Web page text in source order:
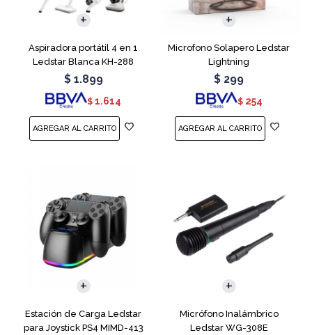
Aspiradora portátil 4 en 1
Ledstar Blanca KH-288
$ 1.899
$ 1.614
Microfono Solapero Ledstar
Lightning
$ 299
$ 254
Estación de Carga Ledstar
para Joystick PS4 MIMD-413
Micrófono Inalámbrico
Ledstar WG-308E